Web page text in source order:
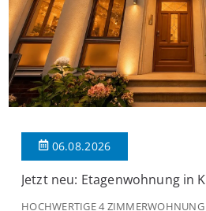
06.08.2026
Jetzt neu: Etagenwohnung in
HOCHWERTIGE 4 ZIMMERWOHNUNG